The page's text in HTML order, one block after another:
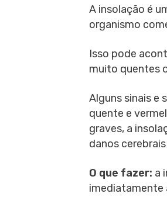
A insolação é
organismo
Isso pode
muito quentes
Alguns sinais e
quente e
graves, a
danos
O que fazer: a
imediatamente